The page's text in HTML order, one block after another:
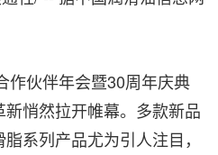
作伙伴年会暨30周年庆典
新悄然拉开帷幕。多款新品
系列产品尤为引人注目，